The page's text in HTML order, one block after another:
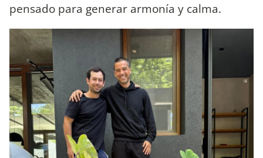
pensado para generar armonía y calma.